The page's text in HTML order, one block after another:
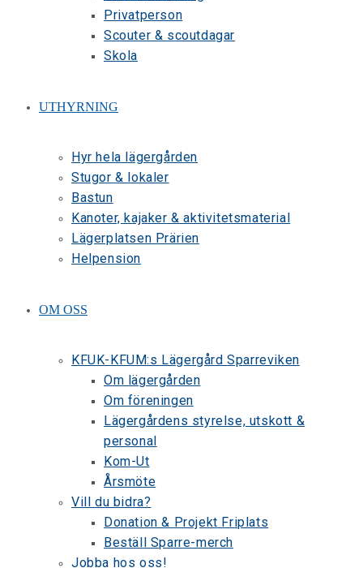
Privatperson
Scouter & scoutdagar
Skola
UTHYRNING
Hyr hela lägergården
Stugor & lokaler
Bastun
Kanoter, kajaker & aktivitetsmaterial
Lägerplatsen Prärien
Helpension
OM OSS
KFUK-KFUM:s Lägergård Sparreviken
Om lägergården
Om föreningen
Lägergårdens styrelse, utskott &
personal
Kom-Ut
Årsmöte
Vill du bidra?
Donation & Projekt Friplats
Beställ Sparre-merch
Jobba hos oss!